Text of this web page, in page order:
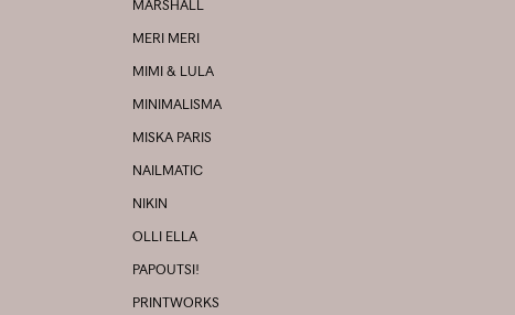
MARSHALL
MERI MERI
MIMI & LULA
MINIMALISMA
MISKA PARIS
NAILMATIC
NIKIN
OLLI ELLA
PAPOUTSI!
PRINTWORKS